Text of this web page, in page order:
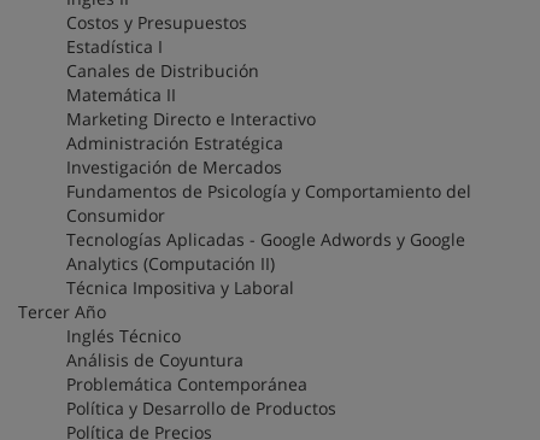
Costos y Presupuestos
Estadística I
Canales de Distribución
Matemática II
Marketing Directo e Interactivo
Administración Estratégica
Investigación de Mercados
Fundamentos de Psicología y Comportamiento del
Consumidor
Tecnologías Aplicadas - Google Adwords y Google
Analytics (Computación II)
Técnica Impositiva y Laboral
Tercer Año
Inglés Técnico
Análisis de Coyuntura
Problemática Contemporánea
Política y Desarrollo de Productos
Política de Precios